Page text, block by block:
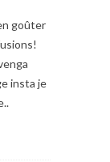
goûter
insta je